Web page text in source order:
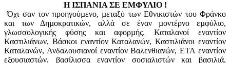
Η ΙΣΠΑΝΙΑ ΣΕ ΕΜΦΥΛΙΟ !
Όχι σαν τον προηγούµενο, µεταξύ των Εθνικιστών του Φράνκο
και των Δηµοκρατικών, αλλά σε έναν µοντέρνο εµφύλιο,
γλωσσολογικής φύσης και αφορµής. Καταλανοί εναντίον
Καστιλιάνων, Βάσκοι εναντίον Καταλανών, Καστιλιάνοι εναντίον
Καταλανών, Ανδαλουσιανοί εναντίον Βαλενθιανών, ΕΤΑ εναντίον
εξουσιαστών, βασίλισσα εναντίον σοσιαλιστών και βασιλιά,